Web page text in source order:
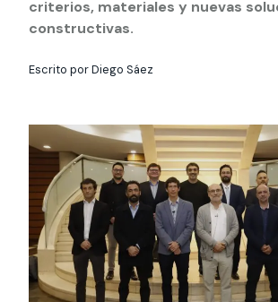
cursos
estadías
Te puede
interesar:
International
students
interesar:
2025
vinculación con la
sociedad
intercambio
interesar:
Uandes
criterios, materiales y nuevas
constructivas.
Escrito por Diego Sáez